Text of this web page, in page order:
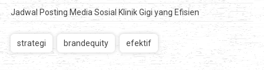
Jadwal Posting Media Sosial Klinik Gigi yang Efisien
strategi brandequity efektif